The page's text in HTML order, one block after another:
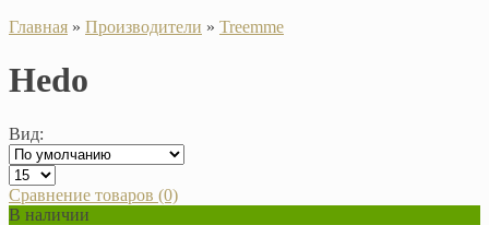
Главная » Производители » Treemme
Hedo
Вид:
Сравнение товаров (0)
В наличии